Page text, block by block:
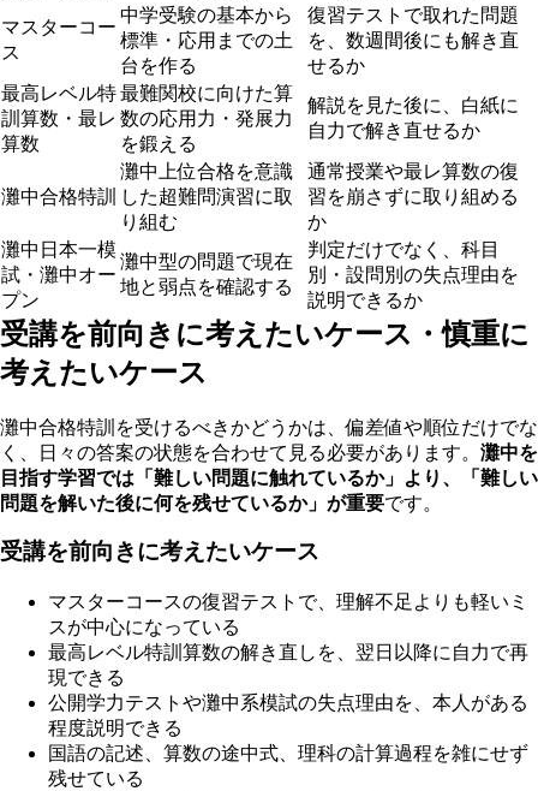
マスターコー
ス
中学受験の基本から
標準・応用までの土
台を作る
復習テストで取れた問題
を、数週間後にも解き直
せるか
最高レベル特
訓算数・最レ
算数
最難関校に向けた算
数の応用力・発展力
を鍛える
解説を見た後に、白紙に
自力で解き直せるか
灘中合格特訓
灘中上位合格を意識
した超難問演習に取
り組む
通常授業や最レ算数の復
習を崩さずに取り組める
か
灘中日本一模
試・灘中オー
プン
灘中型の問題で現在
地と弱点を確認する
判定だけでなく、科目
別・設問別の失点理由を
説明できるか
受講を前向きに考えたいケース・慎重に
考えたいケース
灘中合格特訓を受けるべきかどうかは、偏差値や順位だけでな
く、日々の答案の状態を合わせて見る必要があります。 灘中を
目指す学習では「難しい問題に触れているか」より、「難しい
問題を解いた後に何を残せているか」が重要です。
受講を前向きに考えたいケース
マスターコースの復習テストで、理解不足よりも軽いミ
スが中心になっている
最高レベル特訓算数の解き直しを、翌日以降に自力で再
現できる
公開学力テストや灘中系模試の失点理由を、本人がある
程度説明できる
国語の記述、算数の途中式、理科の計算過程を雑にせず
残せている